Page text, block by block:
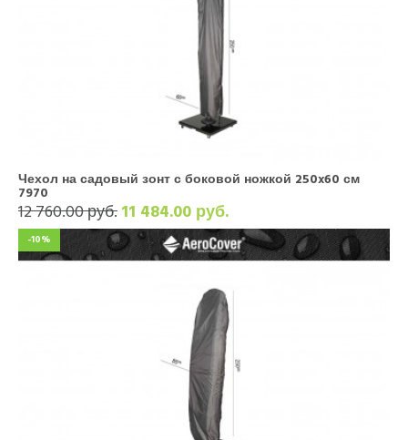
Чехол на садовый зонт с боковой ножкой 250x60 см
7970
12 760.00 руб.11 484.00 руб.
-10%